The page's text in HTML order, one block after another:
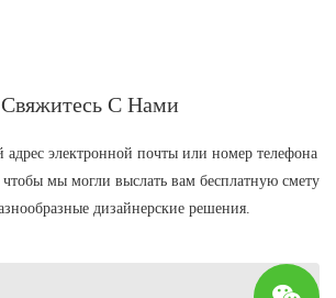
Свяжитесь С Нами
адрес электронной почты или номер телефона
мы могли выслать вам бесплатную смету
дизайнерские решения.